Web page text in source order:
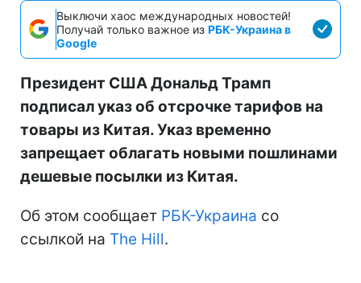
Выключи хаос международных новостей!
Получай только важное из РБК-Украина в
Google
Президент США Дональд Трамп
подписал указ об отсрочке тарифов на
товары из Китая. Указ временно
запрещает облагать новыми пошлинами
дешевые посылки из Китая.
Об этом сообщает РБК-Украина со
ссылкой на The Hill.